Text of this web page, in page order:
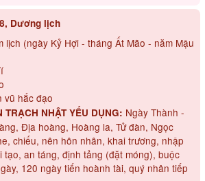
Dương lịch
lịch (ngày Kỷ Hợi - tháng Ất Mão - năm Mậu
vũ hắc đạo
TRẠCH NHẬT YẾU DỤNG: Ngày Thành -
Địa hoàng, Hoàng la, Tử đàn, Ngọc
chiếu, nên hôn nhân, khai trương, nhập
tạo, an táng, định tảng (đặt móng), buộc
120 ngày tiến hoành tài, quý nhân tiếp